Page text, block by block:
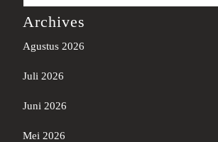
Archives
Agustus 2026
Juli 2026
Juni 2026
Mei 2026